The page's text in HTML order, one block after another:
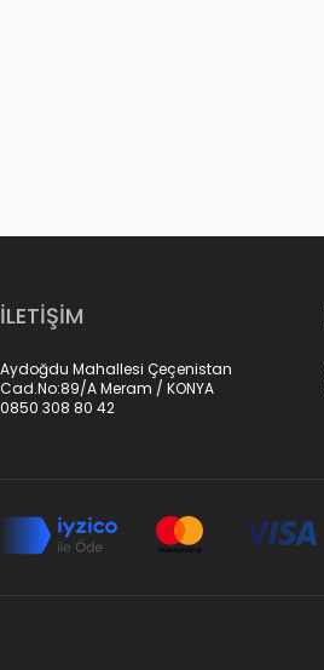
İLETİŞİM
Aydoğdu Mahallesi Çeçenistan
Cad.No:89/A Meram / KONYA
0850 308 80 42